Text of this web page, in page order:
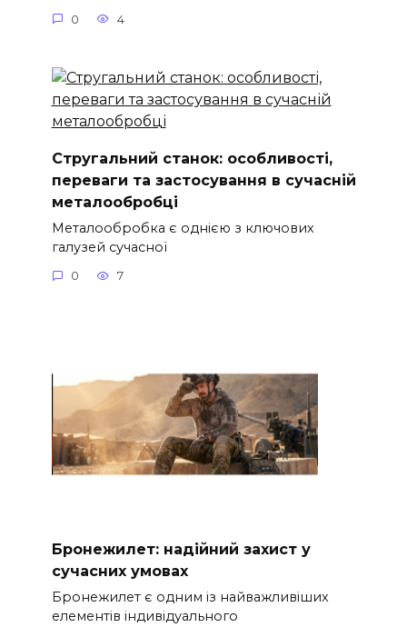
0 4
Стругальний станок: особливості,
переваги та застосування в сучасній
металообробці
Металообробка є однією з ключових
галузей сучасної
0 7
Бронежилет: надійний захист у
сучасних умовах
Бронежилет є одним із найважливіших
елементів індивідуального